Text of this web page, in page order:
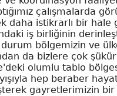
çalışmalarda
daha istikrarlı bir hale
iş birliğinin
bölgemizin ve
da bizlere çok
olumlu tablo
hep beraber
gayretlerimizin bir